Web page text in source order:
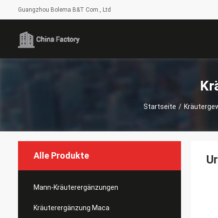
Guangzhou Bolema B&T Com., Ltd
Startseite /
Alle Produkte
Mann-Kräuterergänzungen
Kräuterergänzung Maca